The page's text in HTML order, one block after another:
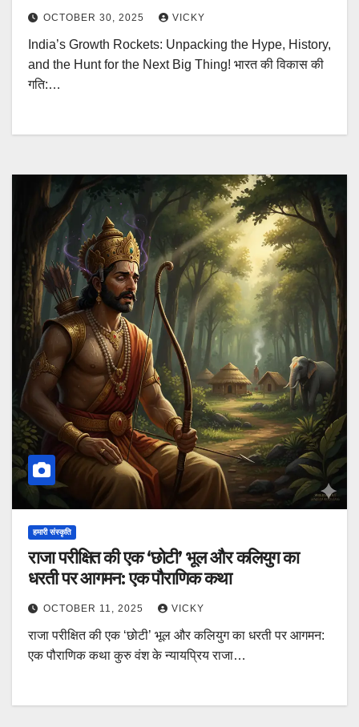
OCTOBER 30, 2025 VICKY
India’s Growth Rockets: Unpacking the Hype, History,
and the Hunt for the Next Big Thing! भारत की विकास की
गति:…
हमारी संस्कृति
राजा परीक्षित की एक ‘छोटी’ भूल और कलियुग का
धरती पर आगमन: एक पौराणिक कथा
OCTOBER 11, 2025 VICKY
राजा परीक्षित की एक ‘छोटी’ भूल और कलियुग का धरती पर आगमन:
एक पौराणिक कथा कुरु वंश के न्यायप्रिय राजा…